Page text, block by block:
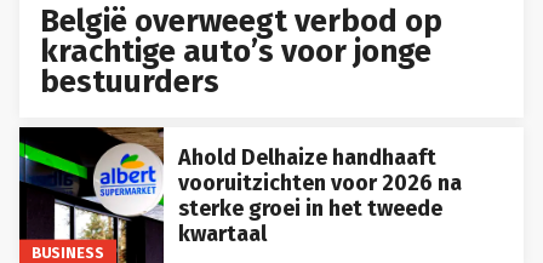
België overweegt verbod op
krachtige auto’s voor jonge
bestuurders
BUSINESS
Ahold Delhaize handhaaft
vooruitzichten voor 2026 na
sterke groei in het tweede
kwartaal